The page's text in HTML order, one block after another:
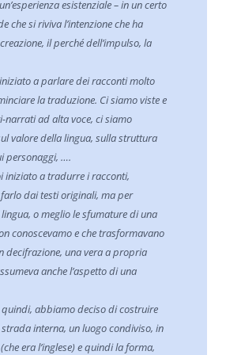
un’esperienza esistenziale– in un certo
che si riviva l’intenzione che ha
il perché dell’impulso, la
a parlare dei racconti molto
la traduzione. Ci siamo viste e
narrati ad alta voce, ci siamo
valore della lingua, sulla struttura
personaggi, ….
iniziato a tradurre i racconti,
dai testi originali, ma per
o meglio le sfumature di una
conoscevamo e che trasformavano
decifrazione, una vera a propria
anche l’aspetto di una
abbiamo deciso di costruire
interna, un luogo condiviso, in
era l’inglese) e quindi la forma,